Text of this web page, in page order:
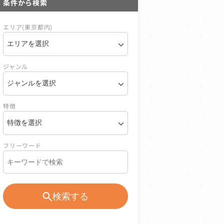
条件から検索
エリア(東京都内)
ジャンル
特徴
フリーワード
検索する